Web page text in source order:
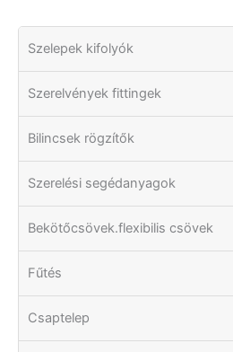
Szelepek kifolyók
Szerelvények fittingek
Bilincsek rögzítők
Szerelési segédanyagok
Bekötőcsövek.flexibilis csövek
Fűtés
Csaptelep